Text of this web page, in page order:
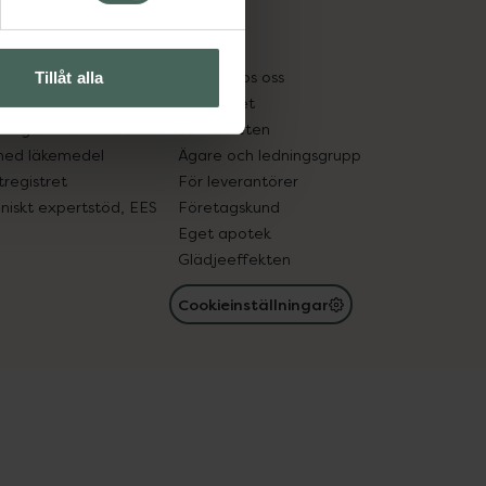
Tillåt alla
och läkemedel
läkemedel
expertstöd, EES
Om oss
Pressrum
Jobba hos oss
Hållbarhet
Samarbeten
Ägare och ledningsgrupp
För leverantörer
Företagskund
Eget apotek
Glädjeeffekten
Cookieinställningar